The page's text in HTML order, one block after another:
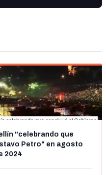
"celebrando que
Petro" en agosto
2024